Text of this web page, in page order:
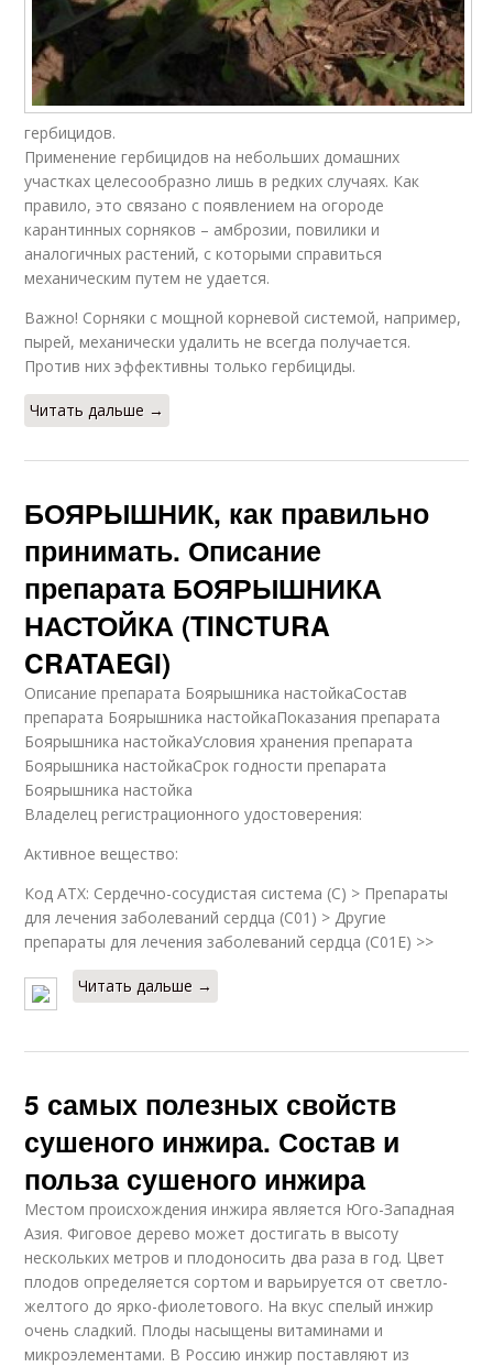
гербицидов.
Применение гербицидов на небольших домашних
участках целесообразно лишь в редких случаях. Как
правило, это связано с появлением на огороде
карантинных сорняков – амброзии, повилики и
аналогичных растений, с которыми справиться
механическим путем не удается.
Важно! Сорняки с мощной корневой системой, например,
пырей, механически удалить не всегда получается.
Против них эффективны только гербициды.
Читать дальше →
БОЯРЫШНИК, как правильно
принимать. Описание
препарата БОЯРЫШНИКА
НАСТОЙКА (TINCTURA
CRATAEGI)
Описание препарата Боярышника настойкаСостав
препарата Боярышника настойкаПоказания препарата
Боярышника настойкаУсловия хранения препарата
Боярышника настойкаСрок годности препарата
Боярышника настойка
Владелец регистрационного удостоверения:
Активное вещество:
Код ATX: Сердечно-сосудистая система (C) > Препараты
для лечения заболеваний сердца (C01) > Другие
препараты для лечения заболеваний сердца (C01E) >>
Читать дальше →
5 самых полезных свойств
сушеного инжира. Состав и
польза сушеного инжира
Местом происхождения инжира является Юго-Западная
Азия. Фиговое дерево может достигать в высоту
нескольких метров и плодоносить два раза в год. Цвет
плодов определяется сортом и варьируется от светло-
желтого до ярко-фиолетового. На вкус спелый инжир
очень сладкий. Плоды насыщены витаминами и
микроэлементами. В Россию инжир поставляют из